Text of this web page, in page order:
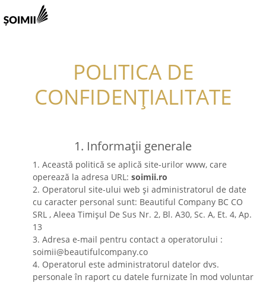
POLITICA DE
CONFIDENȚIALITATE
1. Informații generale
1. Această politică se aplică site-urilor www, care
operează la adresa URL: soimii.ro
2. Operatorul site-ului web și administratorul de date
cu caracter personal sunt: Beautiful Company BC CO
SRL , Aleea Timișul De Sus Nr. 2, Bl. A30, Sc. A, Et. 4, Ap.
13
3. Adresa e-mail pentru contact a operatorului :
soimii@beautifulcompany.co
4. Operatorul este administratorul datelor dvs.
personale în raport cu datele furnizate în mod voluntar